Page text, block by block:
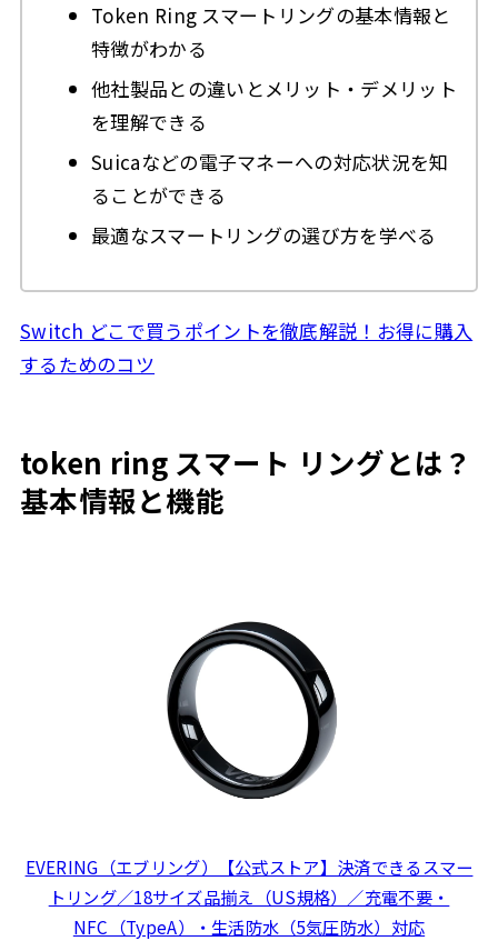
Token Ring スマートリングの基本情報と
特徴がわかる
他社製品との違いとメリット・デメリット
を理解できる
Suicaなどの電子マネーへの対応状況を知
ることができる
最適なスマートリングの選び方を学べる
Switch どこで買うポイントを徹底解説！お得に購入
するためのコツ
token ring スマート リングとは？
基本情報と機能
EVERING（エブリング）【公式ストア】決済できるスマー
トリング／18サイズ品揃え（US規格）／充電不要・
NFC（TypeA）・生活防水（5気圧防水）対応